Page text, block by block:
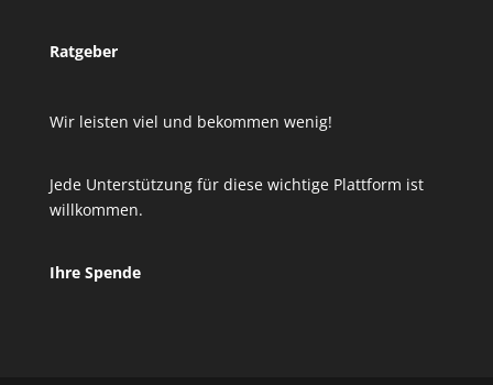
Ratgeber
Wir leisten viel und bekommen wenig!
Jede Unterstützung für diese wichtige Plattform ist
willkommen.
Ihre Spende